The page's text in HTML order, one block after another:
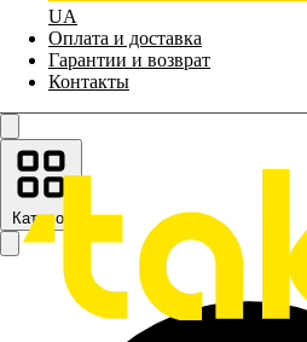
UA
Оплата и доставка
Гарантии и возврат
Контакты
Каталог